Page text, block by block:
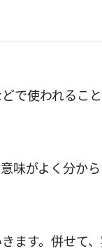
で使われるこ
味がよく分か
ます。併せて